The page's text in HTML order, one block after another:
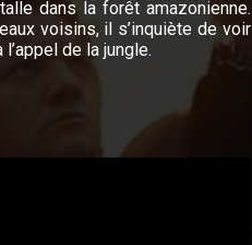
dans la forêt amazonienne.
voisins, il s’inquiète de voir
de la jungle.